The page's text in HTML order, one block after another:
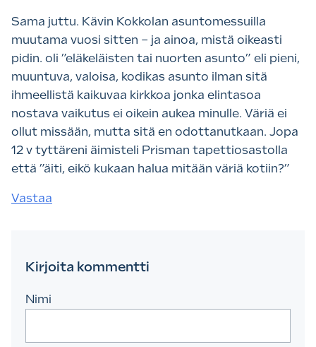
Sama juttu. Kävin Kokkolan asuntomessuilla
muutama vuosi sitten – ja ainoa, mistä oikeasti
pidin. oli ”eläkeläisten tai nuorten asunto” eli pieni,
muuntuva, valoisa, kodikas asunto ilman sitä
ihmeellistä kaikuvaa kirkkoa jonka elintasoa
nostava vaikutus ei oikein aukea minulle. Väriä ei
ollut missään, mutta sitä en odottanutkaan. Jopa
12 v tyttäreni äimisteli Prisman tapettiosastolla
että ”äiti, eikö kukaan halua mitään väriä kotiin?”
Vastaa
Kirjoita kommentti
Nimi